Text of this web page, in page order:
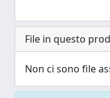
File in questo
Non ci sono file